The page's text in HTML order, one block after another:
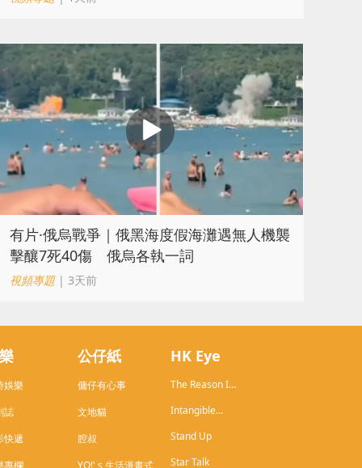
​有片·俄烏戰爭｜俄黑海度假海灘遇無人機襲
擊釀7死40傷 俄烏各執一詞
視頻專題| 3天前
娛樂
誌
快遞
專欄
公仔紙
傭仔有心事
文地貓
腔叔
YO!' s 生活漫畫式
HK Eye
The Reason I
Intangible
Heritage of
Stand Up
Star Talk